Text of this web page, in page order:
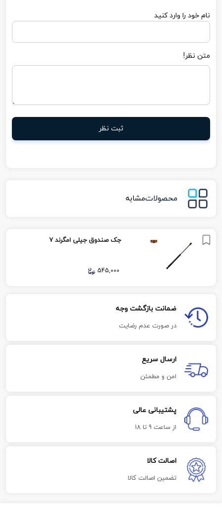
نام خود را وارد کنید
متن نظر!
ثبت نظر
محصولاتمشابه
جک صندوق جیلی امگرند 7
545,000
ضمانت بازگشت وجه
در صورت عدم رضایت
ارسال سریع
امن و مطمئن
پشتیبانی عالی
از ساعت 9 تا 18
اصالت کالا
تضمین اصالت کالا